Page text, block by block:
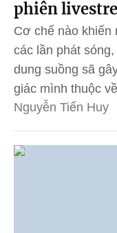
phiên
Cơ chế nào khiến
các lần phát
dung suồng sã
giác mình thuộc
Nguyễn Tiến Huy